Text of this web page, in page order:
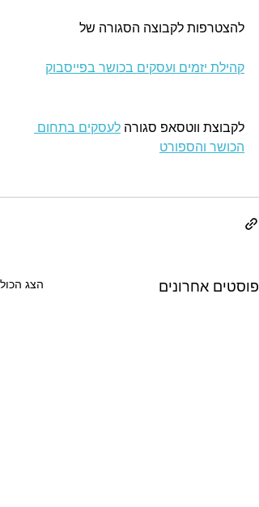
להצטרפות לקבוצה הסגורה של
קהילת יזמים ועסקים בכושר בפייסבוק
לקבוצת ווטסאפ סגורה לעסקים בתחום
הכושר והספורט
פוסטים אחרונים הצג הכול